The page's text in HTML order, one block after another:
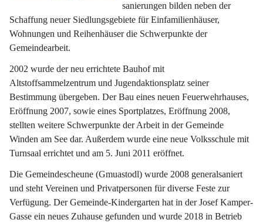
sanierungen bilden neben der
Schaffung neuer Siedlungsgebiete für Einfamilienhäuser,
Wohnungen und Reihenhäuser die Schwerpunkte der
Gemeindearbeit.
2002 wurde der neu errichtete Bauhof mit
Altstoffsammelzentrum und Jugendaktionsplatz seiner
Bestimmung übergeben. Der Bau eines neuen Feuerwehrhauses,
Eröffnung 2007, sowie eines Sportplatzes, Eröffnung 2008,
stellten weitere Schwerpunkte der Arbeit in der Gemeinde
Winden am See dar. Außerdem wurde eine neue Volksschule mit
Turnsaal errichtet und am 5. Juni 2011 eröffnet.
Die Gemeindescheune (Gmuastodl) wurde 2008 generalsaniert
und steht Vereinen und Privatpersonen für diverse Feste zur
Verfügung. Der Gemeinde-Kindergarten hat in der Josef Kamper-
Gasse ein neues Zuhause gefunden und wurde 2018 in Betrieb